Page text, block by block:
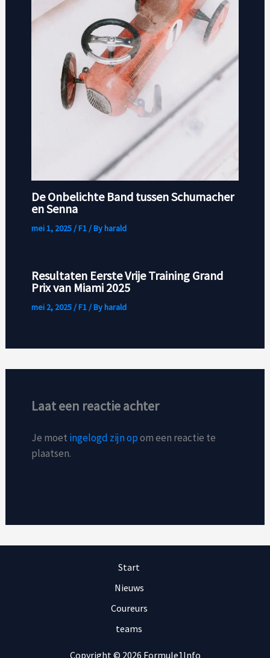
De Onbelichte Band tussen Schumacher
en Senna
mei 1, 2025 /F1/ Byharald
Resultaten Eerste Vrije Training Grand
Prix van Miami 2025
mei 2, 2025 /F1/ Byharald
Laat een reactie achter
Je moet ingelogd zijn opom een reactie te
plaatsen.
Start
Nieuws
Coureurs
teams
Copyright © 2026 Formule1Info